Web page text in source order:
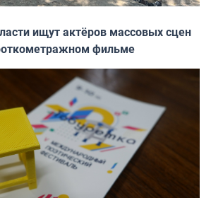
ищут актёров массовых сцен
фильме